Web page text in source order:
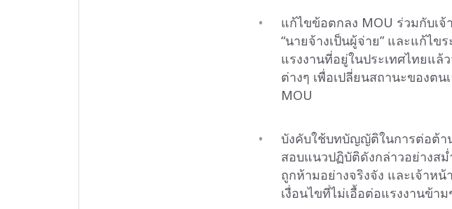
แก้ไขข้อตกลง MOU ร่วมกับเ
“นายจ้างเป็นผู้จ่าย” และแก้ไข
แรงงานที่อยู่ในประเทศไทยแล้
ต่างๆ เพื่อเปลี่ยนสถานะของต
MOU
บังคับใช้บทบัญญัติในการต่อต้า
สอบแนวปฏิบัติดังกล่าวอย่างส
ถูกห้ามอย่างจริงจัง และเจ้า
เงื่อนไขที่ไม่เอื้อต่อแรงงานข้า